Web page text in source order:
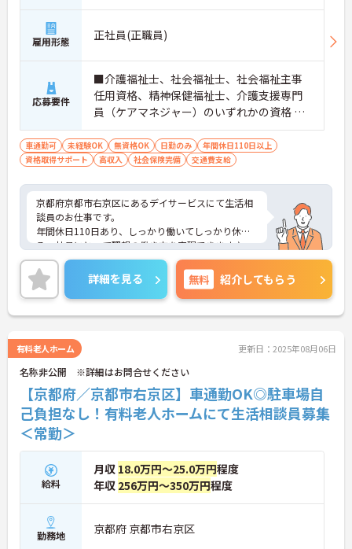
分
雇用形態 正社員(正職員)
応募要件
■介護福祉士、社会福祉士、社会福祉主事
任用資格、精神保健福祉士、介護支援専門
員（ケアマネジャー）のいずれかの資格 ■
生活相談員業務経験不問 ■普通自動車免許
（AT限定可）
車通勤可 未経験OK 無資格OK 日勤のみ
年間休日110日以上
資格取得サポート
高収入 社会保険完備 交通費支給
京都府京都市右京区にあるデイサービスにて生活相
談員のお仕事です。
年間休日110日あり、しっかり働いてしっかり休め
る、社員にとって理想の働き方を実現できます♪
ご興味ある方には、面接対策ポイントなど、さらに
詳細をお話しいたしますのでお気軽にご相談くださ
い。
詳細を見る 無料 紹介してもらう
有料老人ホーム 更新日：2025年08月06日
名称非公開 ※詳細はお問合せください
【京都府／京都市右京区】車通勤OK◎駐車場自
己負担なし！有料老人ホームにて生活相談員募集
＜常勤＞
給料
月収 18.0万円～25.0万円程度
年収 256万円～350万円程度
勤務地 京都府 京都市右京区